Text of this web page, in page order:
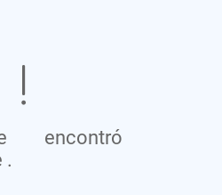
encontró
.